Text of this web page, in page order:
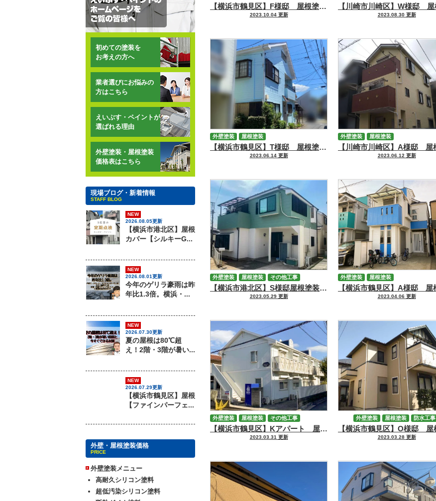
【横浜市鶴見区】F様邸 屋根塗装・外壁塗装工事
2023.10.04 更新 2023.08.30 更新
【横浜市鶴見区】T様邸 屋根塗装・外壁塗装・シーリング工事
2023.06.14 更新
外壁塗装 屋根塗装
2023.06.12 更新
外壁塗装 屋根塗装
【横浜市港北区】S様邸屋根塗装・外壁塗装・シーリング工事
2023.05.29 更新
外壁塗装 屋根塗装 その他工事
2023.04.06 更新
外壁塗装 屋根塗装
【横浜市鶴見区】Kアパート 屋根外壁塗装工事
2023.03.31 更新
外壁塗装 屋根塗装 その他工事
2023.03.28 更新
外壁塗装 屋根塗装
防水工事
その他工事
初めての塗装を
お考えの方へ
業者選びにお悩みの
方はこちら
えいぶす・ペイントが
選ばれる理由
外壁塗装・屋根塗装
価格表はこちら
現場ブログ・新着情報
STAFF BLOG
NEW
2026.08.05更新
【横浜市港北区】屋根
カバー【シルキーG...
NEW
2026.08.01更新
今年のゲリラ豪雨は昨
年比1.3倍。横浜・...
NEW
2026.07.30更新
夏の屋根は80℃超
え！2階・3階が暑い...
NEW
2026.07.29更新
【横浜市鶴見区】屋根
【ファインパーフェ...
外壁・屋根塗装価格
PRICE
外壁塗装メニュー
高耐久シリコン塗料
超低汚染シリコン塗料